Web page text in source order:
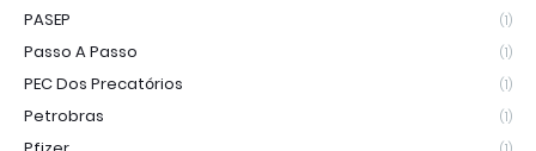
PASEP (1)
Passo A Passo (1)
PEC Dos Precatórios (1)
Petrobras (1)